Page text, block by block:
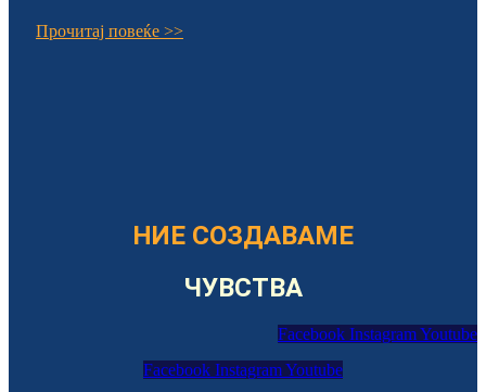
Прочитај повеќе >>
НИЕ СОЗДАВАМЕ
ЧУВСТВА
Facebook InstagramYoutube
Facebook InstagramYoutube